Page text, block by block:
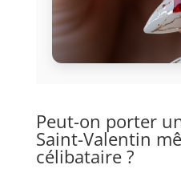
Peut-on porter
Saint-Valentin
célibataire ?